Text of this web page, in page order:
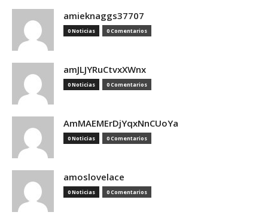
amieknaggs37707
0 Noticias 0 Comentarios
amJLJYRuCtvxXWnx
0 Noticias 0 Comentarios
AmMAEMErDjYqxNnCUoYa
0 Noticias 0 Comentarios
amoslovelace
0 Noticias 0 Comentarios